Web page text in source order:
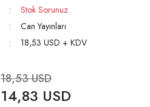
Stok Sorunuz
Can Yayınları
18,53 USD + KDV
18,53 USD
14,83 USD